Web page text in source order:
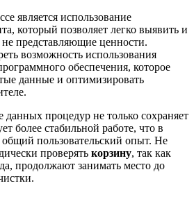
является использование
который позволяет легко выявить и
не представляющие ценности.
возможность использования
обеспечения, которое
данные и оптимизировать
данных процедур не только сохраняет
более стабильной работе, что в
пользовательский опыт. Не
проверять корзину, так как
продолжают занимать место до